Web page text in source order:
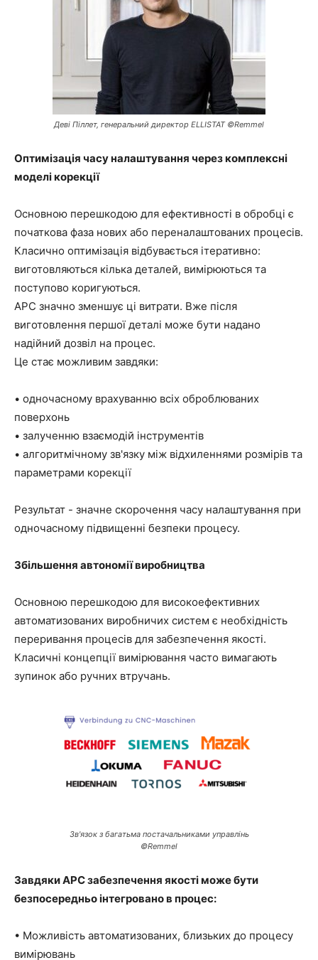
Деві Піллет, генеральний директор ELLISTAT ©Remmel
Оптимізація часу налаштування через комплексні
моделі корекції
Основною перешкодою для ефективності в обробці є
початкова фаза нових або переналаштованих процесів.
Класично оптимізація відбувається ітеративно:
виготовляються кілька деталей, вимірюються та
поступово коригуються.
APC значно зменшує ці витрати. Вже після
виготовлення першої деталі може бути надано
надійний дозвіл на процес.
Це стає можливим завдяки:
• одночасному врахуванню всіх оброблюваних
поверхонь
• залученню взаємодій інструментів
• алгоритмічному зв'язку між відхиленнями розмірів та
параметрами корекції
Результат - значне скорочення часу налаштування при
одночасному підвищенні безпеки процесу.
Збільшення автономії виробництва
Основною перешкодою для високоефективних
автоматизованих виробничих систем є необхідність
переривання процесів для забезпечення якості.
Класичні концепції вимірювання часто вимагають
зупинок або ручних втручань.
Зв'язок з багатьма постачальниками управлінь
©Remmel
Завдяки APC забезпечення якості може бути
безпосередньо інтегровано в процес:
• Можливість автоматизованих, близьких до процесу
вимірювань